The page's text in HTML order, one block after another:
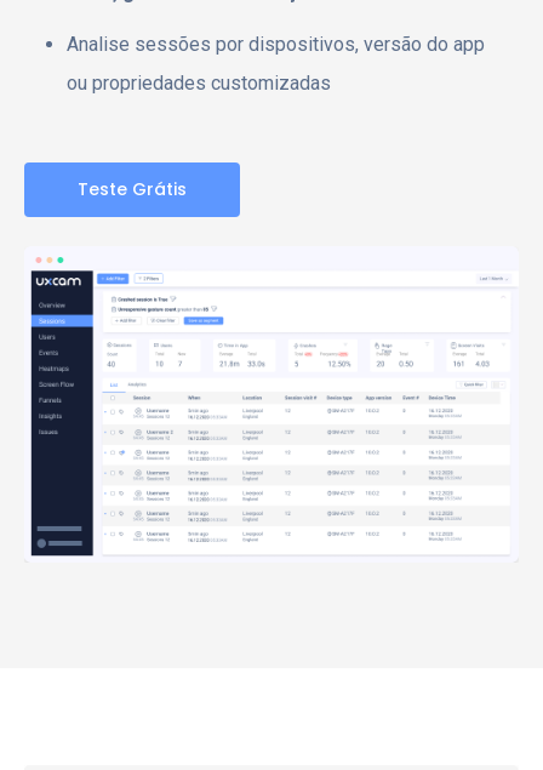
Analise sessões por dispositivos, versão do app
ou propriedades customizadas
Teste Grátis